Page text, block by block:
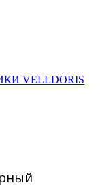
VELLDORIS